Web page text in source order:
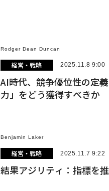
Rodger Dean Duncan
経営・戦略 2025.11.8 9:00
AI時代、競争優位性の定
力」をどう獲得すべきか
Benjamin Laker
経営・戦略 2025.11.7 9:22
結果アジリティ：指標を